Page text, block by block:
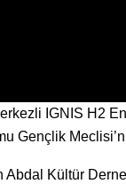
IGNIS H2
Gençlik
Kültür